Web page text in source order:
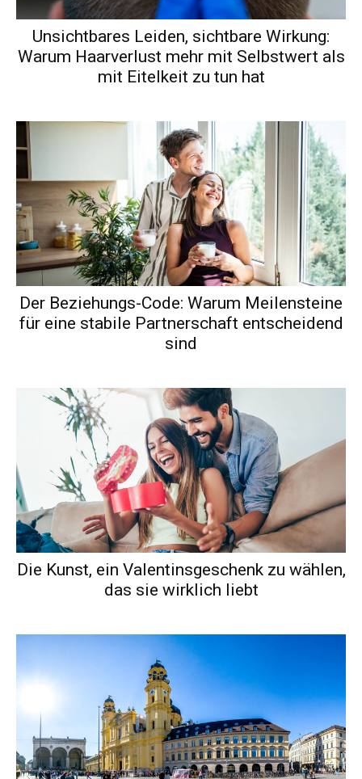
Unsichtbares Leiden, sichtbare Wirkung:
Warum Haarverlust mehr mit Selbstwert als
mit Eitelkeit zu tun hat
Der Beziehungs-Code: Warum Meilensteine
für eine stabile Partnerschaft entscheidend
sind
Die Kunst, ein Valentinsgeschenk zu wählen,
das sie wirklich liebt